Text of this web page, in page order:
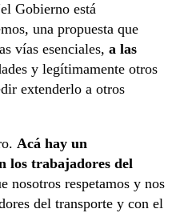
Gobierno está
una propuesta que
vías esenciales, a las
y legítimamente otros
extenderlo a otros
Acá hay un
los trabajadores del
nosotros respetamos y nos
del transporte y con el